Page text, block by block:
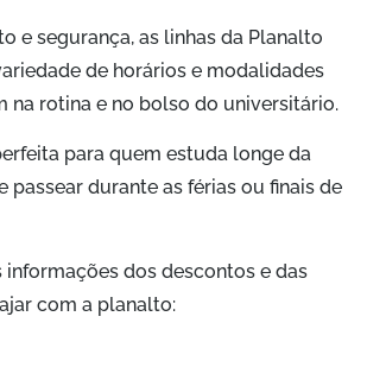
e segurança, as linhas da Planalto
de horários e modalidades
na rotina e no bolso do universitário.
para quem estuda longe da
passear durante as férias ou finais de
informações dos descontos e das
com a planalto: